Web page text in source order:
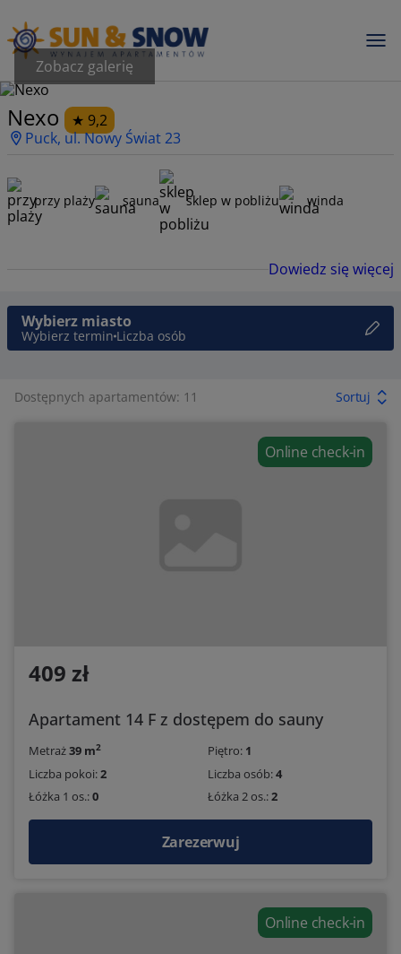
Zobacz galerię
Nexo
9,2
Puck, ul. Nowy Świat 23
przy plaży sauna sklep w pobliżu winda
Dowiedz się więcej
Wybierz miasto
Wybierz termin Liczba osób
Dostępnych apartamentów: 11 Sortuj
Online check-in
409 zł
Apartament 14 F z dostępem do sauny
Metraż39 m2 Piętro: 1
Liczba pokoi:2 Liczba osób:4
Łóżka 1 os.:0 Łóżka 2 os.:2
Zarezerwuj
Online check-in